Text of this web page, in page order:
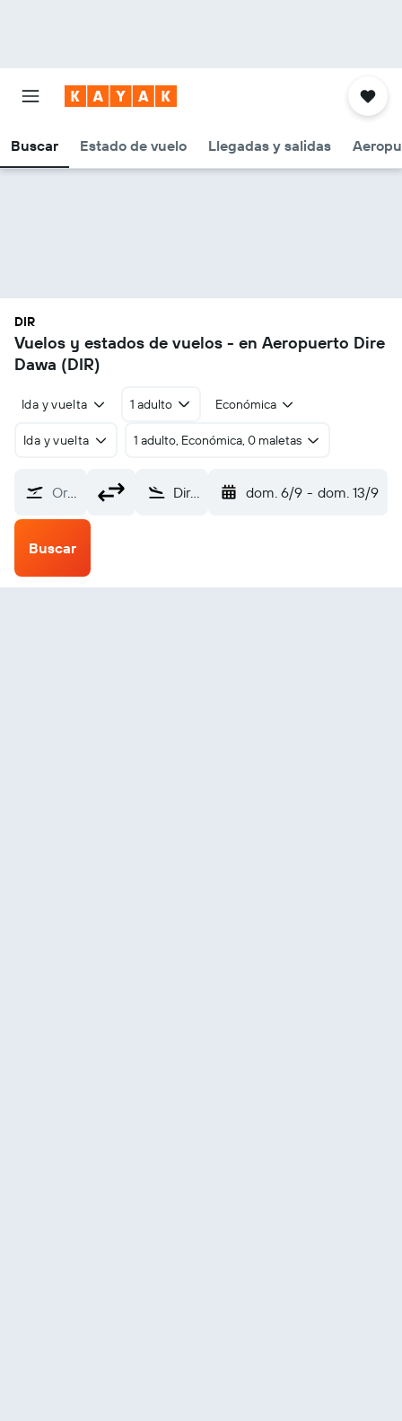
Buscar Estado de vuelo Llegadas y salidas
DIR
Vuelos y estados de vuelos - en Aeropuerto Dire
Dawa (DIR)
Ida y vuelta 1 adulto Económica
Ida y vuelta 1 adulto, Económica, 0 maletas
Origen Dire Dawa (DIR) dom. 6/9 - dom. 13/9
Buscar